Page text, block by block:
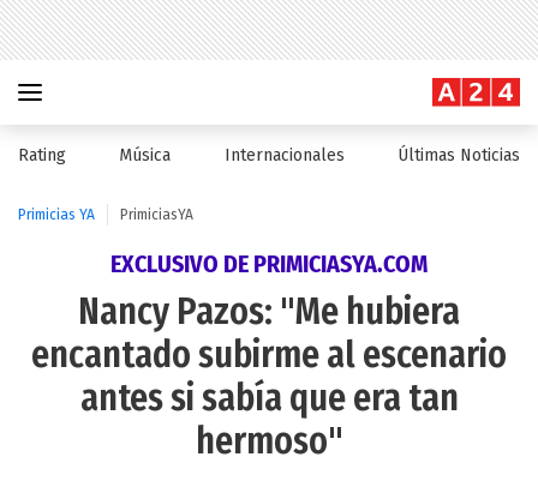
Rating Música Internacionales Últimas Noticias
Primicias YA PrimiciasYA
EXCLUSIVO DE PRIMICIASYA.COM
Nancy Pazos: "Me hubiera
encantado subirme al escenario
antes si sabía que era tan
hermoso"